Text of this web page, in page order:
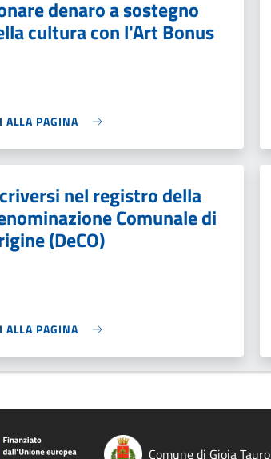
denaro a sostegno
cultura con l'Art Bonus
ALLA PAGINA
nel registro della
Comunale di
(DeCO)
ALLA PAGINA
Comune di Gioia Tauro